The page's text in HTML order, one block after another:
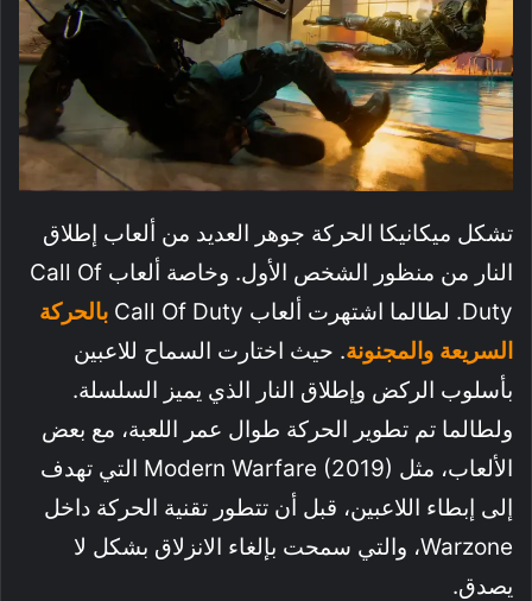
تشكل ميكانيكا الحركة جوهر العديد من ألعاب إطلاق
النار من منظور الشخص الأول. وخاصة ألعاب Call Of
Duty. لطالما اشتهرت ألعاب Call Of Duty
بالحركة
السريعة والمجنونة. حيث اختارت السماح للاعبين
بأسلوب الركض وإطلاق النار الذي يميز السلسلة.
ولطالما تم تطوير الحركة طوال عمر اللعبة، مع بعض
الألعاب، مثل Modern Warfare (2019) التي تهدف
إلى إبطاء اللاعبين، قبل أن تتطور تقنية الحركة داخل
Warzone، والتي سمحت بإلغاء الانزلاق بشكل لا
يصدق.